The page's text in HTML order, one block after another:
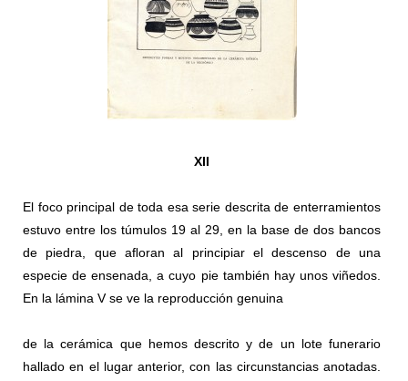
XII
El foco principal de toda esa serie descrita de enterramientos
estuvo entre los túmulos 19 al 29, en la base de dos bancos
de piedra, que aﬂoran al principiar el descenso de una
especie de ensenada, a cuyo pie también hay unos viñedos.
En la lámina V se ve la reproducción genuina
de la cerámica que hemos descrito y de un lote funerario
hallado en el lugar anterior, con las circunstancias anotadas.